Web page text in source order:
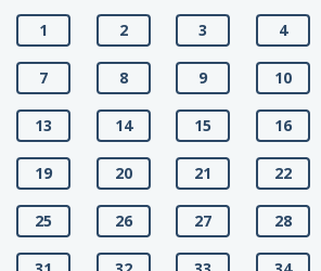
1 2 3 4
7 8 9 10
13 14 15 16
19 20 21 22
25 26 27 28